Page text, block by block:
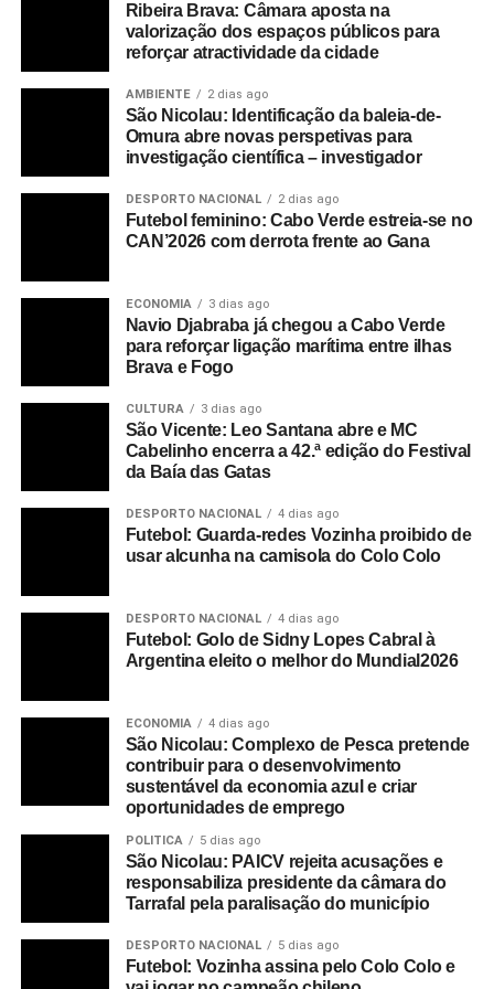
telemóvel desta.
O corpo da vítima que respondia pelo nome de Clarice
recorda-se, foi encontrado no dia 25 de Fevereiro, depois
de estar desaparecido durante 18 dias, na sequência das
investigações das autoridades judiciais e da colaboração
@Radio Ribeira Brava / Inforpress
Governo apresenta plataforma do certificado
Exportações, importações e reexportações
voltam a aumentar em Cabo Verde
Ribeira Brava: Câmara aposta na
valorização dos espaços públicos para
reforçar atractividade da cidade
AMBIENTE 2 dias ago
São Nicolau: Identificação da baleia-de-
Omura abre novas perspetivas para
investigação científica – investigador
DESPORTO NACIONAL 2 dias ago
Futebol feminino: Cabo Verde estreia-se no
CAN’2026 com derrota frente ao Gana
ECONOMIA 3 dias ago
Navio Djabraba já chegou a Cabo Verde
para reforçar ligação marítima entre ilhas
Brava e Fogo
CULTURA 3 dias ago
São Vicente: Leo Santana abre e MC
Cabelinho encerra a 42.ª edição do Festival
da Baía das Gatas
DESPORTO NACIONAL 4 dias ago
Futebol: Guarda-redes Vozinha proibido de
usar alcunha na camisola do Colo Colo
DESPORTO NACIONAL 4 dias ago
Futebol: Golo de Sidny Lopes Cabral à
Argentina eleito o melhor do Mundial2026
ECONOMIA 4 dias ago
São Nicolau: Complexo de Pesca pretende
contribuir para o desenvolvimento
sustentável da economia azul e criar
oportunidades de emprego
POLITICA 5 dias ago
São Nicolau: PAICV rejeita acusações e
responsabiliza presidente da câmara do
Tarrafal pela paralisação do município
DESPORTO NACIONAL 5 dias ago
Futebol: Vozinha assina pelo Colo Colo e